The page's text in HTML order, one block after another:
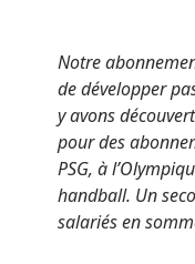
Notre
de développer
y avons
pour des
PSG, à
handball. Un
salariés en